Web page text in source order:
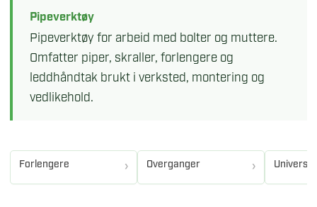
Pipeverktøy
Pipeverktøy for arbeid med bolter og muttere.
Omfatter piper, skraller, forlengere og
leddhåndtak brukt i verksted, montering og
vedlikehold.
Forlengere Overganger